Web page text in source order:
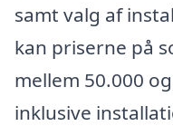
samt valg af
kan priserne på
mellem 50.000
inklusive